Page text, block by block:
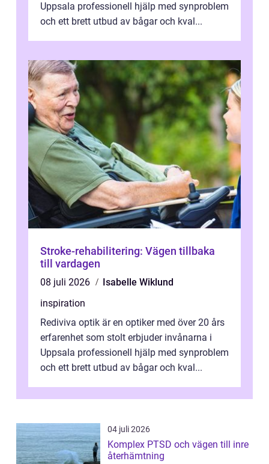
Uppsala professionell hjälp med synproblem
och ett brett utbud av bågar och kval...
Stroke-rehabilitering: Vägen tillbaka
till vardagen
08 juli 2026
Isabelle Wiklund
inspiration
Rediviva optik är en optiker med över 20 års
erfarenhet som stolt erbjuder invånarna i
Uppsala professionell hjälp med synproblem
och ett brett utbud av bågar och kval...
04 juli 2026
Komplex PTSD och vägen till inre
återhämtning